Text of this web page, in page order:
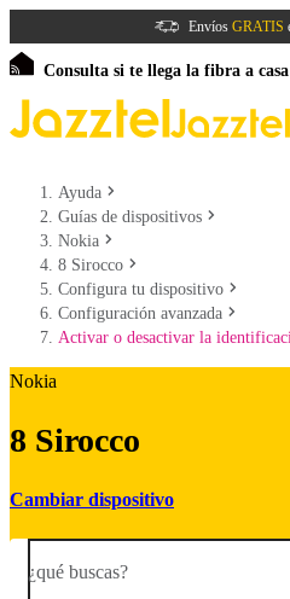
Envíos GRATIS
Consulta si te llega la fibra a casa
Ayuda
Guías de dispositivos
Nokia
8 Sirocco
Configura tu dispositivo
Configuración avanzada
Activar o desactivar la
Nokia
8 Sirocco
Cambiar dispositivo
¿qué buscas?